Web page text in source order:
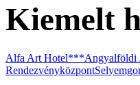
Vasmacska Terasz
Kiemelt
Alfa Art Hotel***Angyalföldi
Rendezvényközpont